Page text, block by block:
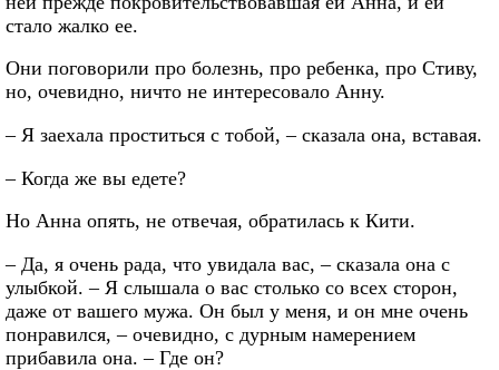
стало жалко ее.
Они поговорили про болезнь, про ребенка, про Стиву,
но, очевидно, ничто не интересовало Анну.
– Я заехала проститься с тобой, – сказала она, вставая.
– Когда же вы едете?
Но Анна опять, не отвечая, обратилась к Кити.
– Да, я очень рада, что увидала вас, – сказала она с
улыбкой. – Я слышала о вас столько со всех сторон,
даже от вашего мужа. Он был у меня, и он мне очень
понравился, – очевидно, с дурным намерением
прибавила она. – Где он?